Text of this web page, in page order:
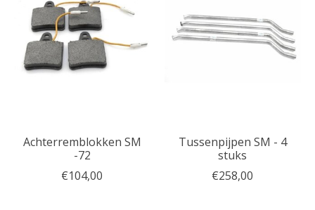
Achterremblokken SM
-72
€104,00
Tussenpijpen SM - 4
stuks
€258,00